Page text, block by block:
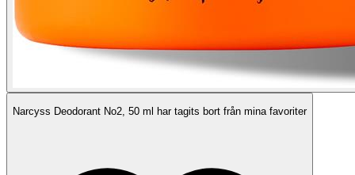
Narcyss Deodorant No2, 50 ml har tagits bort från mina favoriter